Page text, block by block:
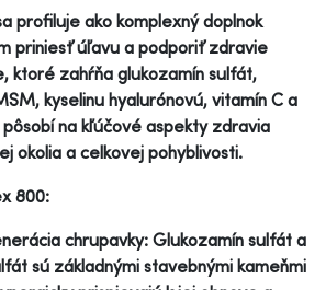
profiluje ako komplexný doplnok
priniesť úľavu a podporiť zdravie
ktoré zahŕňa glukozamín sulfát,
kyselinu hyalurónovú, vitamín C a
na kľúčové aspekty zdravia
okolia a celkovej pohyblivosti.
800:
chrupavky: Glukozamín sulfát a
sú základnými stavebnými kameňmi